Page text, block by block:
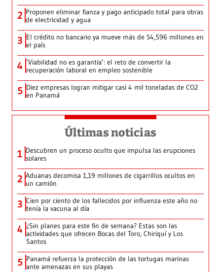
2 Proponen eliminar fianza y pago anticipado total para obras
de electricidad y agua
3 El crédito no bancario ya mueve más de $4,596 millones en
el país
4 ‘Viabilidad no es garantía’: el reto de convertir la
recuperación laboral en empleo sostenible
5 Diez empresas logran mitigar casi 4 mil toneladas de CO2
en Panamá
Últimas noticias
1 Descubren un proceso oculto que impulsa las erupciones
solares
2 Aduanas decomisa 1,19 millones de cigarrillos ocultos en
un camión
3 Cien por ciento de los fallecidos por influenza este año no
tenía la vacuna al día
4 ¿Sin planes para este fin de semana? Estas son las
actividades que ofrecen Bocas del Toro, Chiriquí y Los
Santos
5 Panamá refuerza la protección de las tortugas marinas
ante amenazas en sus playas